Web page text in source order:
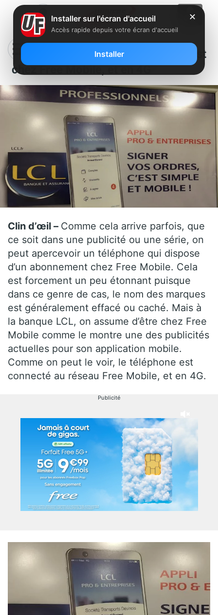
Clin d’œil : A la banque LCL, on est
chez Free Mobile, et en 4G
Clin d’œil – Comme cela arrive parfois, que
ce soit dans une publicité ou une série, on
peut apercevoir un téléphone qui dispose
d’un abonnement chez Free Mobile. Cela
est forcement un peu étonnant puisque
dans ce genre de cas, le nom des marques
est généralement effacé ou caché. Mais à
la banque LCL, on assume d’être chez Free
Mobile comme le montre une des publicités
actuelles pour son application mobile.
Comme on peut le voir, le téléphone est
connecté au réseau Free Mobile, et en 4G.
Publicité
✕
Installer sur l'écran d'accueil
Accès rapide depuis votre écran d'accueil
Installer